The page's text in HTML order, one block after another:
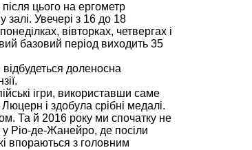
цього на ергометр
Увечері з 16 до 18
вівторках, четвергах і
базовий період виходить 35
доленосна
ігри, використавши саме
і здобула срібні медалі.
Та й 2016 року ми спочатку не
Ріо-де-Жанейро, де посіли
впораються з головним